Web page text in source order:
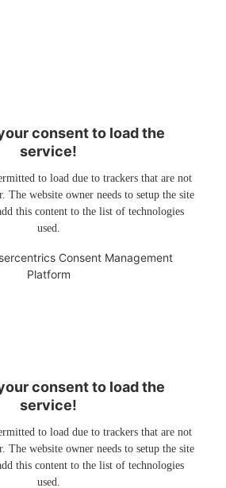
consent to load the
service!
to load due to trackers that are not
The website owner needs to setup the site
this content to the list of technologies
used.
Consent Management
Platform
consent to load the
service!
to load due to trackers that are not
The website owner needs to setup the site
this content to the list of technologies
used.